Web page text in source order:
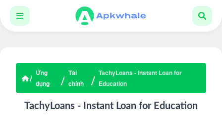
Ứng
dụng
Tài
chính
TachyLoans - Instant Loan for
Education
TachyLoans - Instant Loan for Education